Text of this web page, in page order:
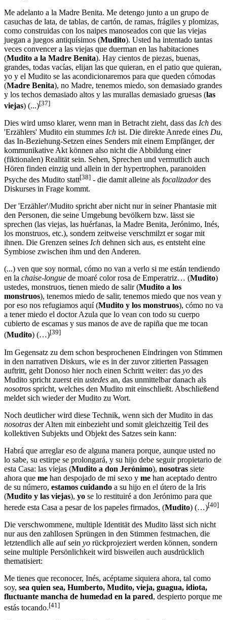
Me adelanto a la Madre Benita. Me detengo junto a un grupo de
casuchas de lata, de tablas, de cartón, de ramas, frágiles y plomizas,
como construidas con los naipes manoseados con que las viejas
juegan a juegos antiquísimos (Mudito). Usted ha intentado tantas
veces convencer a las viejas que duerman en las habitaciones
(Mudito a la Madre Benita). Hay cientos de piezas, buenas,
grandes, todas vacías, elijan las que quieran, en el patio que quieran,
yo y el Mudito se las acondicionaremos para que queden cómodas
(Madre Benita), no Madre, tenemos miedo, son demasiado grandes
y los techos demasiado altos y las murallas demasiado gruesas (las
viejas) (...)[37]
Dies wird umso klarer, wenn man in Betracht zieht, dass das Ich des
'Erzählers' Mudito ein stummes Ich ist. Die direkte Anrede eines Du,
das In-Beziehung-Setzen eines Senders mit einem Empfänger, der
kommunikative Akt können also nicht die Abbildung einer
(fiktionalen) Realität sein. Sehen, Sprechen und vermutlich auch
Hören finden einzig und allein in der hypertrophen, paranoiden
Psyche des Mudito statt[38] - die damit alleine als focalizadordes
Diskurses in Frage kommt.
Der 'Erzähler'/Mudito spricht aber nicht nur in seiner Phantasie mit
den Personen, die seine Umgebung bevölkern bzw. lässt sie
sprechen (las viejas, las huérfanas, la Madre Benita, Jerónimo, Inés,
los monstruos, etc.), sondern zeitweise verschmilzt er sogar mit
ihnen. Die Grenzen seines Ich dehnen sich aus, es entsteht eine
Symbiose zwischen ihm und den Anderen.
(...) ven que soy normal, cómo no van a verlo si me están tendiendo
en la chaise-longue de moaré color rosa de Emperatriz… (Mudito)
ustedes, monstruos, tienen miedo de salir (Mudito a los
monstruos), tenemos miedo de salir, tenemos miedo que nos vean y
por eso nos refugiamos aquí (Mudito y los monstruos), cómo no va
a tener miedo el doctor Azula que lo vean con todo su cuerpo
cubierto de escamas y sus manos de ave de rapiña que me tocan
(Mudito) (…)[39]
Im Gegensatz zu dem schon besprochenen Eindringen von Stimmen
in den narrativen Diskurs, wie es in der zuvor zitierten Passagen
auftritt, geht Donoso hier noch einen Schritt weiter: das yo des
Mudito spricht zuerst ein ustedes an, das unmittelbar danach als
nosotros spricht, welches den Mudito mit einschließt. Abschließend
meldet sich wieder der Mudito zu Wort.
Noch deutlicher wird diese Technik, wenn sich der Mudito in das
nosotras der Alten mit einbezieht und somit gleichzeitig Teil des
kollektiven Subjekts und Objekt des Satzes sein kann:
Habrá que arreglar eso de alguna manera porque, aunque usted no
lo sabe, su estirpe se prolongará, y su hijo debe seguir propietario de
esta Casa: las viejas (Mudito a don Jerónimo), nosotras siete
ahora que me han despojado de mi sexo y me han aceptado dentro
de su número, estamos cuidando a su hijo en el útero de la Iris
(Mudito y las viejas), yo se lo restituiré a don Jerónimo para que
herede esta Casa a pesar de los papeles firmados, (Mudito) (…)[40]
Die verschwommene, multiple Identität des Mudito lässt sich nicht
nur aus den zahllosen Sprüngen in den Stimmen festmachen, die
letztendlich alle auf sein yo rückprojeziert werden können, sondern
seine multiple Persönlichkeit wird bisweilen auch ausdrücklich
thematisiert:
Me tienes que reconocer, Inés, acéptame siquiera ahora, tal como
soy, sea quien sea, Humberto, Mudito, vieja, guagua, idiota,
fluctuante mancha de humedad en la pared, despierto porque me
estás tocando.[41]